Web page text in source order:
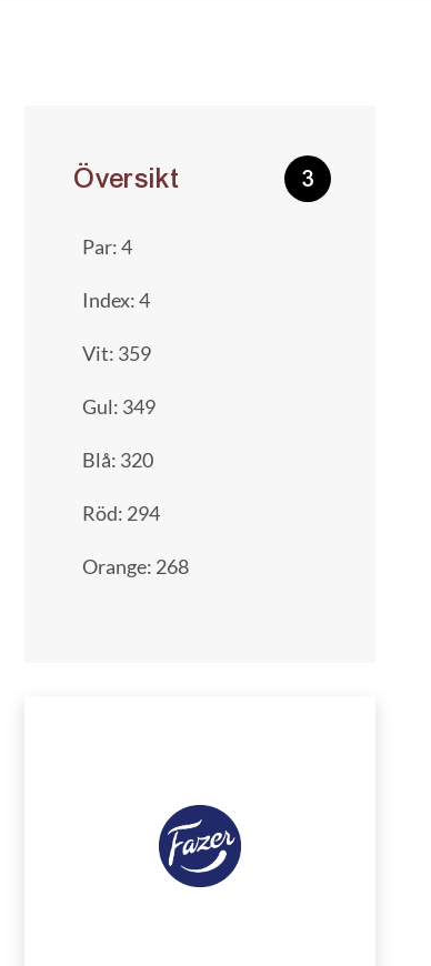
Översikt 3
Par: 4
Index: 4
Vit: 359
Gul: 349
Blå: 320
Röd: 294
Orange: 268